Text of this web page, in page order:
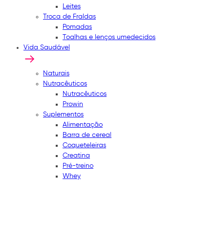
Leites
Troca de Fraldas
Pomadas
Toalhas e lenços umedecidos
Vida Saudável
Naturais
Nutracêuticos
Nutracêuticos
Prowin
Suplementos
Alimentação
Barra de cereal
Coqueteleiras
Creatina
Pré-treino
Whey